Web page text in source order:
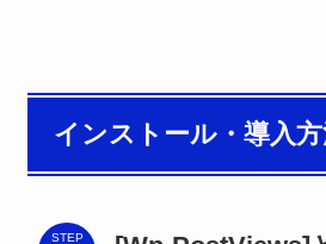
インストール・導入
STEP